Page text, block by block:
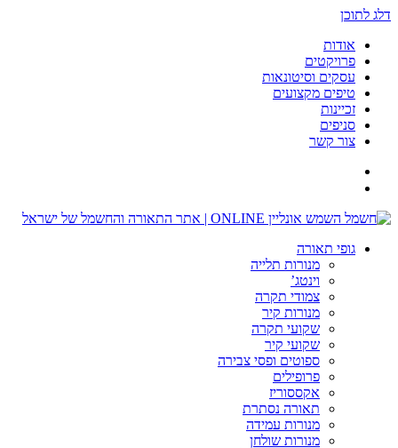
דלג לתוכן
אודות
פרויקטים
עסקים וסיטונאות
טיפים מקצועים
זכיינות
סניפים
צור קשר
גופי תאורה
מנורות תלייה
וינטג’
צמודי תקרה
מנורות קיר
שקועי תקרה
שקועי קיר
ספוטים ופסי צבירה
פרופילים
אקססוריז
תאורה נסתרת
מנורות עמידה
מנורות שולחן